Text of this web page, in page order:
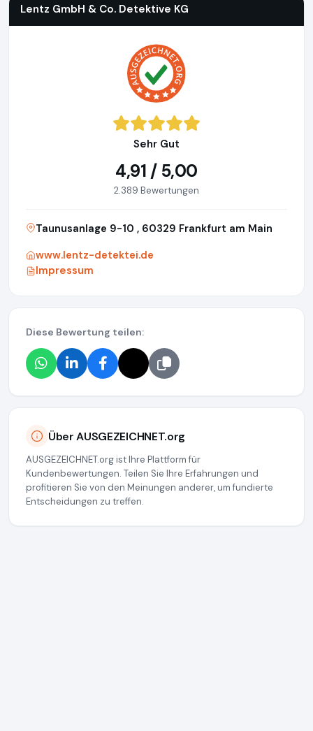
Lentz GmbH & Co. Detektive KG
Sehr Gut
4,91 / 5,00
2.389 Bewertungen
Taunusanlage 9-10 , 60329 Frankfurt am Main
www.lentz-detektei.de
Impressum
Diese Bewertung teilen:
Über AUSGEZEICHNET.org
AUSGEZEICHNET.org ist Ihre Plattform für
Kundenbewertungen. Teilen Sie Ihre Erfahrungen und
profitieren Sie von den Meinungen anderer, um fundierte
Entscheidungen zu treffen.